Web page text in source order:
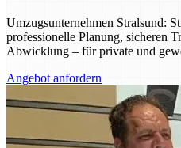
Umzugsunternehmen Stralsund:
professionelle Planung, sicheren
Abwicklung – für private und
Angebot anfordern